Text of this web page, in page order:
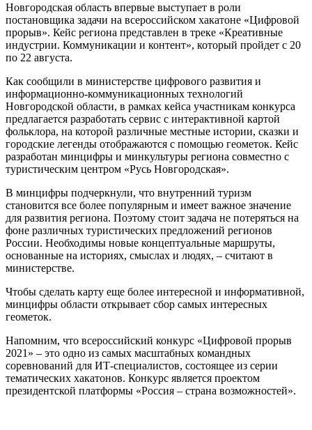
Новгородская область впервые выступает в роли
постановщика задачи на всероссийском хакатоне «Цифровой
прорыв». Кейс региона представлен в треке «Креативные
индустрии. Коммуникации и контент», который пройдет с 20
по 22 августа.
Как сообщили в министерстве цифрового развития и
информационно-коммуникационных технологий
Новгородской области, в рамках кейса участникам конкурса
предлагается разработать сервис с интерактивной картой
фольклора, на которой различные местные истории, сказки и
городские легенды отображаются с помощью геометок. Кейс
разработан минцифры и минкультуры региона совместно с
туристическим центром «Русь Новгородская».
В минцифры подчеркнули, что внутренний туризм
становится все более популярным и имеет важное значение
для развития региона. Поэтому стоит задача не потеряться на
фоне различных туристических предложений регионов
России. Необходимы новые концептуальные маршруты,
основанные на историях, смыслах и людях, – считают в
министерстве.
Чтобы сделать карту еще более интересной и информативной,
минцифры области открывает сбор самых интересных
геометок.
Напомним, что всероссийский конкурс «Цифровой прорыв
2021» – это одно из самых масштабных командных
соревнований для ИТ-специалистов, состоящее из серии
тематических хакатонов. Конкурс является проектом
президентской платформы «Россия – страна возможностей».